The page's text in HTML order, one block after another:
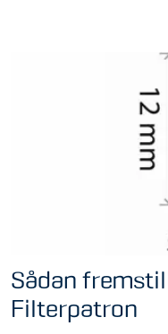
Sådan
Filterpatron